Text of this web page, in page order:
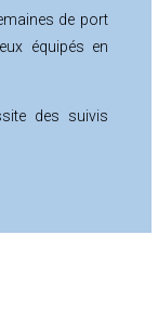
de port
équipés en
des suivis